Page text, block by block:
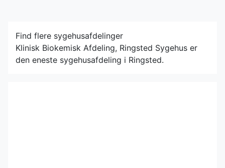
Find flere sygehusafdelinger
Klinisk Biokemisk Afdeling, Ringsted Sygehus er
den eneste sygehusafdeling i Ringsted.